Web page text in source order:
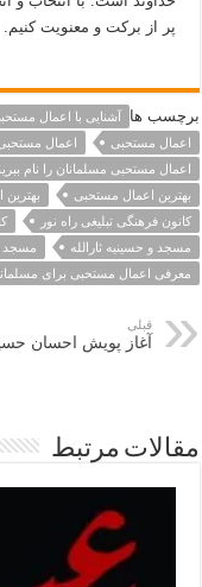
پر از برکت و معنویت کنیم.
برچسب ها آشنایی با اعمال
اعمال مستحبی
اعمال
اعمال مستحبی مسلمانان را نام
بهترین اعمال مستحبی
کانون فرهنگی تبلیغی راه نور
مسجد و حسینیه ثارالله
مسجد
معرفی اعمال مستحبی برای
قبلی
آغاز پویش احسان حسینی
مقالات مرتبط